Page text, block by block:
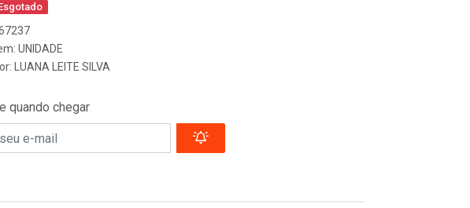
UNIDADE
LUANA LEITE SILVA
quando chegar